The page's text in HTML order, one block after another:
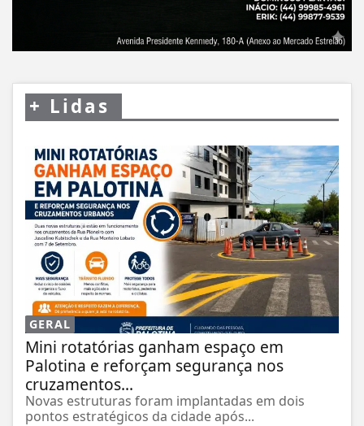
+ Lidas
GERAL
Mini rotatórias ganham espaço em
Palotina e reforçam segurança nos
cruzamentos...
Novas estruturas foram implantadas em dois
pontos estratégicos da cidade após...